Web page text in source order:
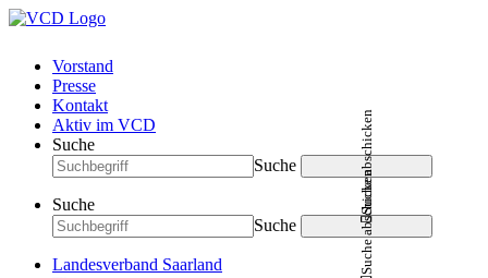
Vorstand
Presse
Kontakt
Aktiv im VCD
Suche
Suche
Suche abschicken
Suche
Suche
Suche abschicken
Landesverband Saarland